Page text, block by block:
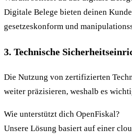
Digitale Belege bieten deinen
gesetzeskonform und
3. Technische
Die Nutzung von zertifizierten
weiter präzisieren, weshalb es
Wie unterstützt dich OpenFiskal?
Unsere Lösung basiert auf einer